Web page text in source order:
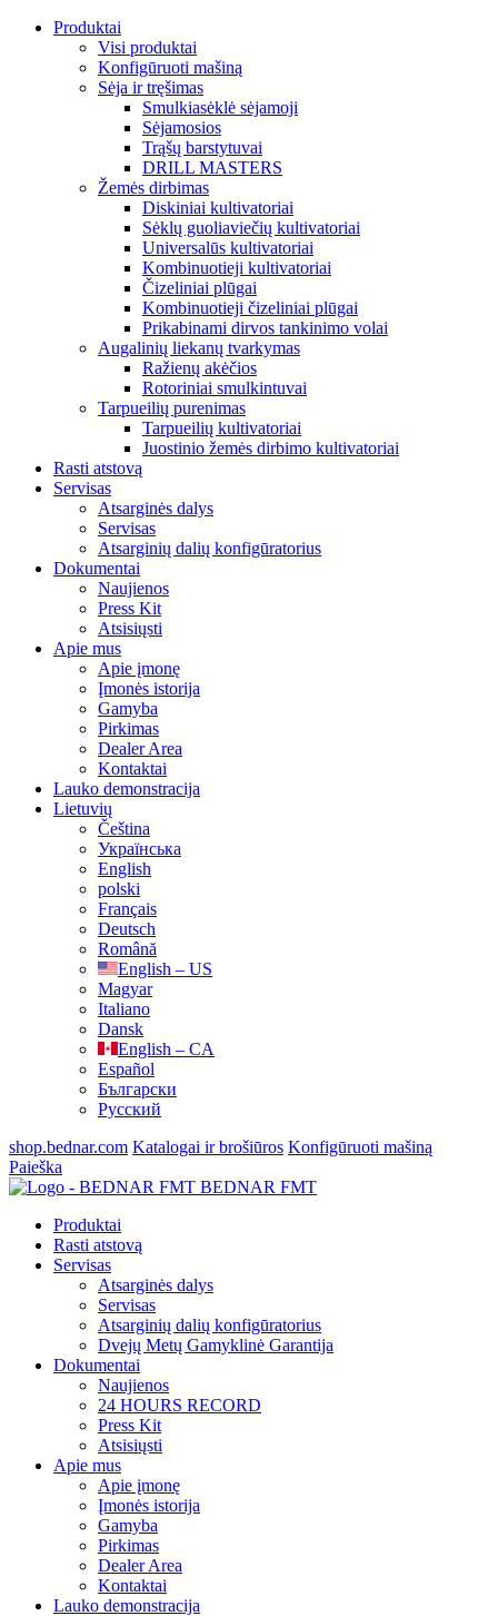
Produktai
Visi produktai
Konfigūruoti mašiną
Sėja ir tręšimas
Smulkiasėklė sėjamoji
Sėjamosios
Trąšų barstytuvai
DRILL MASTERS
Žemės dirbimas
Diskiniai kultivatoriai
Sėklų guoliaviečių kultivatoriai
Universalūs kultivatoriai
Kombinuotieji kultivatoriai
Čizeliniai plūgai
Kombinuotieji čizeliniai plūgai
Prikabinami dirvos tankinimo volai
Augalinių liekanų tvarkymas
Ražienų akėčios
Rotoriniai smulkintuvai
Tarpueilių purenimas
Tarpueilių kultivatoriai
Juostinio žemės dirbimo kultivatoriai
Rasti atstovą
Servisas
Atsarginės dalys
Servisas
Atsarginių dalių konfigūratorius
Dokumentai
Naujienos
Press Kit
Atsisiųsti
Apie mus
Apie įmonę
Įmonės istorija
Gamyba
Pirkimas
Dealer Area
Kontaktai
Lauko demonstracija
Lietuvių
Čeština
Українська
English
polski
Français
Deutsch
Română
English – US
Magyar
Italiano
Dansk
English – CA
Español
Български
Русский
shop.bednar.com Katalogai ir brošiūros Konfigūruoti mašiną
Paieška
BEDNAR FMT
Produktai
Rasti atstovą
Servisas
Atsarginės dalys
Servisas
Atsarginių dalių konfigūratorius
Dvejų Metų Gamyklinė Garantija
Dokumentai
Naujienos
24 HOURS RECORD
Press Kit
Atsisiųsti
Apie mus
Apie įmonę
Įmonės istorija
Gamyba
Pirkimas
Dealer Area
Kontaktai
Lauko demonstracija